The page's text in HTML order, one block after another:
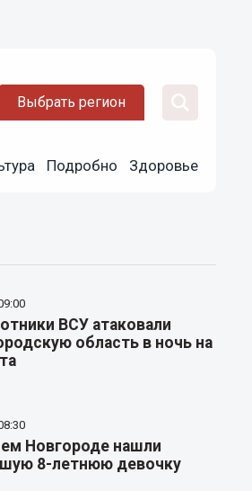
Выбрать регион
Подробно Здоровье
ВСУ атаковали
область в ночь на
Новгороде нашли
8-летнюю девочку